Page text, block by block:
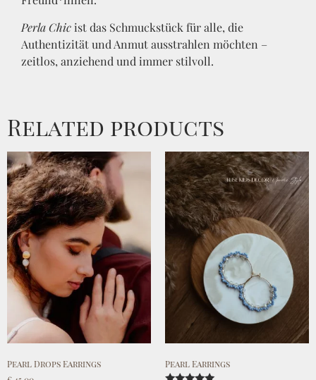
Perla Chicist das Schmuckstück für alle, die
Authentizität und Anmut ausstrahlen möchten –
zeitlos, anziehend und immer stilvoll.
Related products
Pearl Drops Earrings
Pearl Earrings